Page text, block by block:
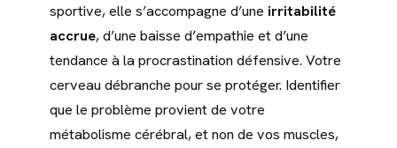
sportive, elle s’accompagne d’une irritabilité
accrue, d’une baisse d’empathie et d’une
tendance à la procrastination défensive. Votre
cerveau débranche pour se protéger. Identifier
que le problème provient de votre
métabolisme cérébral, et non de vos muscles,